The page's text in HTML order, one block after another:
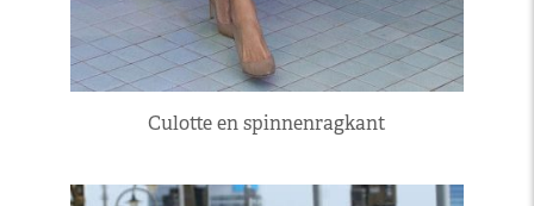
Culotte en spinnenragkant